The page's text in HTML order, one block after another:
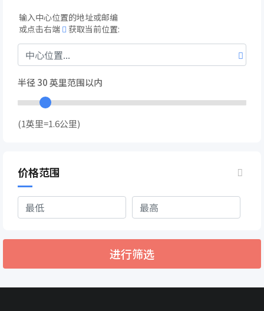
输入中心位置的地址或邮编
或点击右端
获取当前位置:
半径30英里范围以内
(1英里=1.6公里)
价格范围
进行筛选